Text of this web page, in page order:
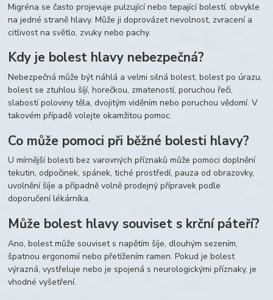
Migréna se často projevuje pulzující nebo tepající bolestí, obvykle
na jedné straně hlavy. Může ji doprovázet nevolnost, zvracení a
citlivost na světlo, zvuky nebo pachy.
Kdy je bolest hlavy nebezpečná?
Nebezpečná může být náhlá a velmi silná bolest, bolest po úrazu,
bolest se ztuhlou šíjí, horečkou, zmateností, poruchou řeči,
slabostí poloviny těla, dvojitým viděním nebo poruchou vědomí. V
takovém případě volejte okamžitou pomoc.
Co může pomoci při běžné bolesti hlavy?
U mírnější bolesti bez varovných příznaků může pomoci doplnění
tekutin, odpočinek, spánek, tiché prostředí, pauza od obrazovky,
uvolnění šíje a případně volně prodejný přípravek podle
doporučení lékárníka.
Může bolest hlavy souviset s krční páteří?
Ano, bolest může souviset s napětím šíje, dlouhým sezením,
špatnou ergonomií nebo přetížením ramen. Pokud je bolest
výrazná, vystřeluje nebo je spojená s neurologickými příznaky, je
vhodné vyšetření.